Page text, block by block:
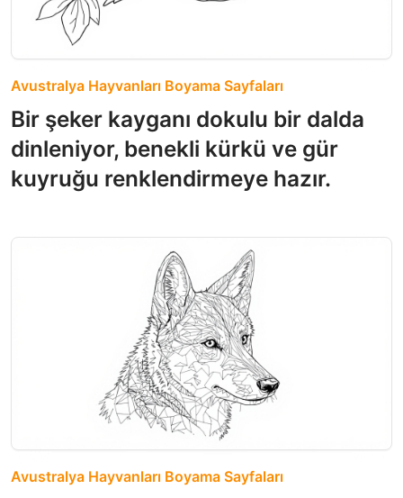
Avustralya Hayvanları Boyama Sayfaları
Bir şeker kayganı dokulu bir dalda
dinleniyor, benekli kürkü ve gür
kuyruğu renklendirmeye hazır.
Avustralya Hayvanları Boyama Sayfaları